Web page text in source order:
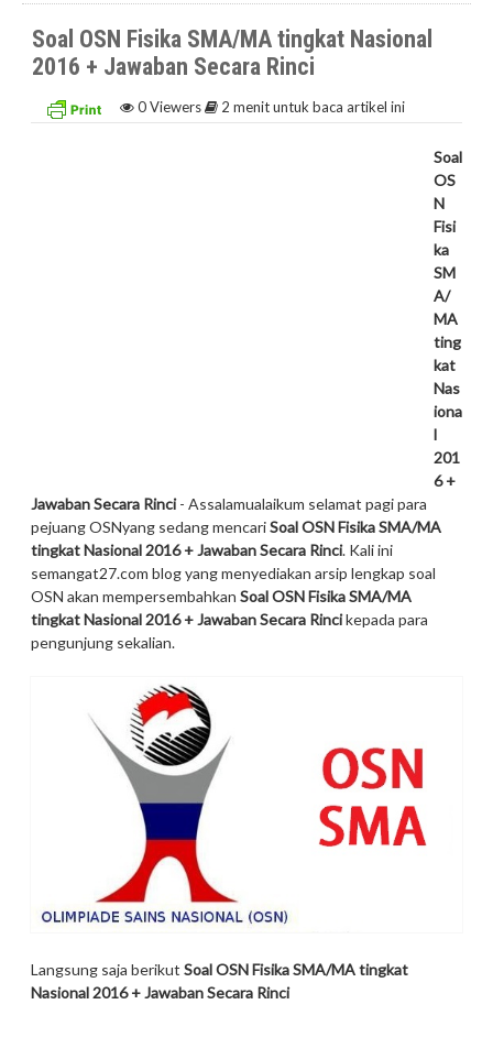
Soal OSN Fisika SMA/MA tingkat Nasional
2016 + Jawaban Secara Rinci
0Viewers 2 menit untuk baca artikel ini
Soal
OS
N
Fisi
ka
SM
A/
MA
ting
kat
Nas
iona
l
201
6 +
Jawaban Secara Rinci- Assalamualaikum selamat pagi para
pejuang OSNyang sedang mencariSoal OSN Fisika SMA/MA
tingkat Nasional 2016 + Jawaban Secara Rinci. Kali ini
semangat27.com blog yang menyediakan arsip lengkap soal
OSN akan mempersembahkan Soal OSN Fisika SMA/MA
tingkat Nasional 2016 + Jawaban Secara Rincikepada para
pengunjung sekalian.
Langsung saja berikut Soal OSN Fisika SMA/MA tingkat
Nasional 2016 + Jawaban Secara Rinci